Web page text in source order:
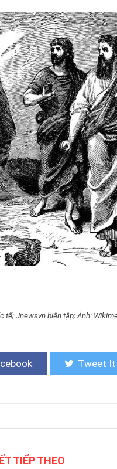
tế; Jnewsvn biên tập; Ảnh:
Tweet It
TIẾP THEO